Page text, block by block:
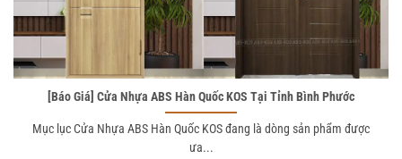
[Báo Giá] Cửa Nhựa ABS Hàn Quốc KOS Tại Tỉnh Bình Phước
Mục lục Cửa Nhựa ABS Hàn Quốc KOS đang là dòng sản phẩm được
ưa...